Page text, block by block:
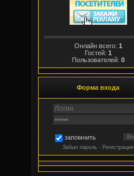
Онлайн всего: 1
Гостей: 1
Пользователей: 0
Форма входа
запомнить
Забыл пароль · Регистрация